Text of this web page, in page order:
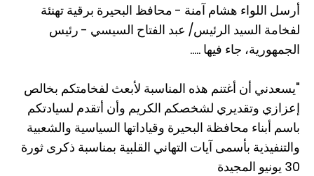
أرسل اللواء هشام آمنة - محافظ البحيرة برقية تهنئة
لفخامة السيد الرئيس/ عبد الفتاح السيسي - رئيس
الجمهورية، جاء فيها .....
"يسعدني أن أغتنم هذه المناسبة لأبعث لفخامتكم بخالص
إعزازي وتقديري لشخصكم الكريم وأن أتقدم لسيادتكم
باسم أبناء محافظة البحيرة وقياداتها السياسية والشعبية
والتنفيذية بأسمى آيات التهاني القلبية بمناسبة ذكرى ثورة
30 يونيو المجيدة